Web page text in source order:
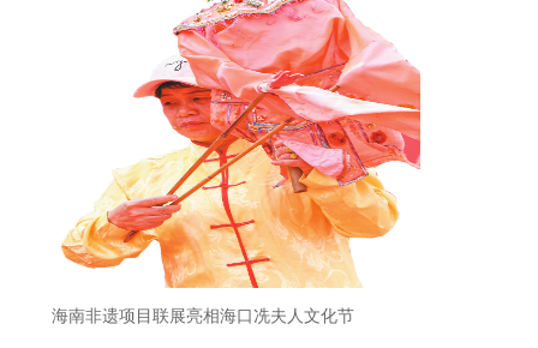
海南非遗项目联展亮相海口冼夫人文化节